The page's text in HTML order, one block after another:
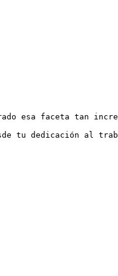
esa faceta tan
tu dedicación al